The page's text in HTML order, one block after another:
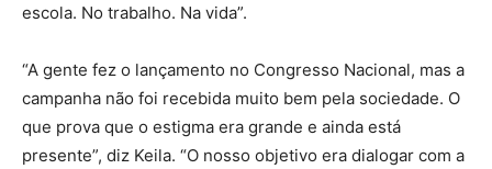
escola. No trabalho. Na vida”.
“A gente fez o lançamento no Congresso Nacional, mas a
campanha não foi recebida muito bem pela sociedade. O
que prova que o estigma era grande e ainda está
presente”, diz Keila. “O nosso objetivo era dialogar com a